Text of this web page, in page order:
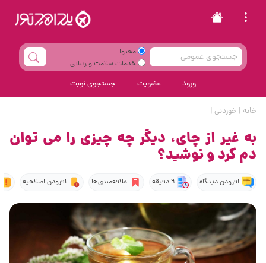
محتوا
خدمات سلامت و زیبایی
ورود عضویت جستجوی نوبت
خانه | خوردنی |
به غیر از چای، دیگر چه چیزی را می توان
دم کرد و نوشید؟
افزودن دیدگاه 9 دقیقه علاقه‌مندی‌ها افزودن اصلاحیه